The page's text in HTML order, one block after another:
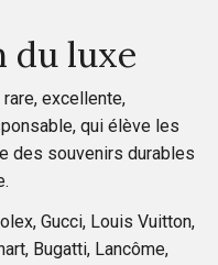
du luxe
excellente,
qui élève les
des souvenirs durables
Gucci, Louis Vuitton,
Bugatti, Lancôme,